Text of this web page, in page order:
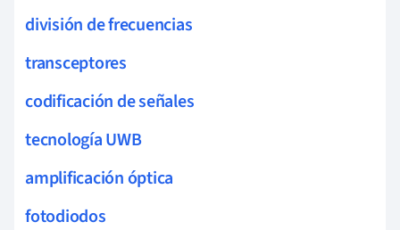
división de frecuencias
transceptores
codificación de señales
tecnología UWB
amplificación óptica
fotodiodos